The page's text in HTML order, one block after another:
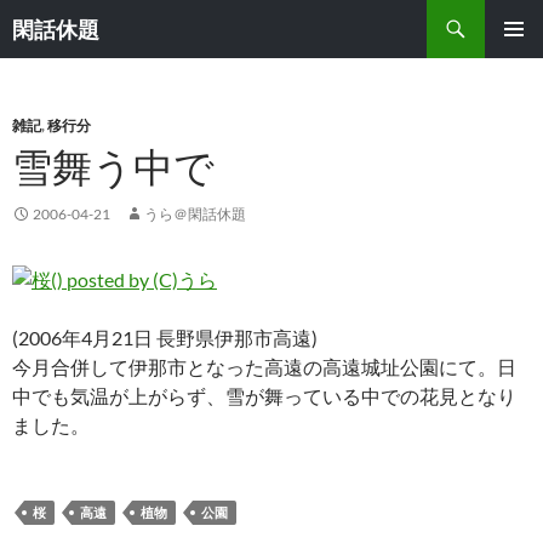
閑話休題
索
ン
ツ
へ
キ
プ
雑記,移行分
雪舞う中で
2006-04-21 うら＠閑話休題
(2006年4月21日 長野県伊那市高遠)
今月合併して伊那市となった高遠の高遠城址公園にて。日
中でも気温が上がらず、雪が舞っている中での花見となり
ました。
桜 高遠 植物 公園